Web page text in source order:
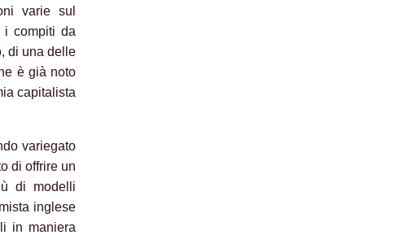
varie sul
i compiti da
di una delle
è già noto
capitalista
variegato
di offrire un
di modelli
inglese
in maniera